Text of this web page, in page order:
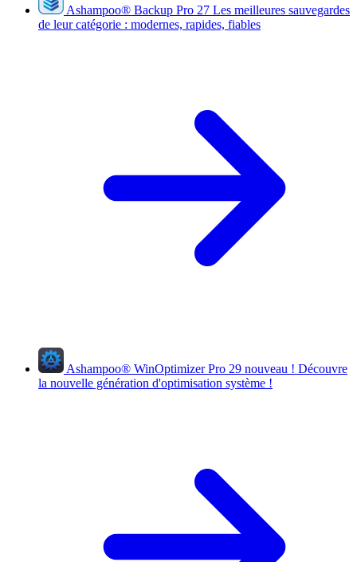
Ashampoo® Backup Pro 27 Les meilleures sauvegardes
de leur catégorie : modernes, rapides, fiables
Ashampoo® WinOptimizer Pro 29 nouveau ! Découvre
la nouvelle génération d'optimisation système !